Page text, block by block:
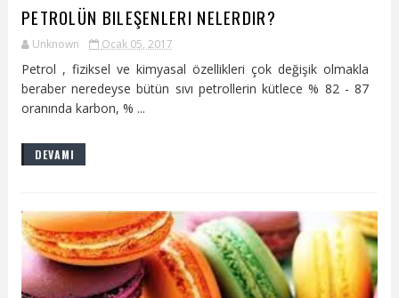
PETROLÜN BILEŞENLERI NELERDIR?
Unknown Ocak 05, 2017
Petrol , fiziksel ve kimyasal özellikleri çok değişik olmakla
beraber neredeyse bütün sıvı petrollerin kütlece % 82 - 87
oranında karbon, % ...
DEVAMI